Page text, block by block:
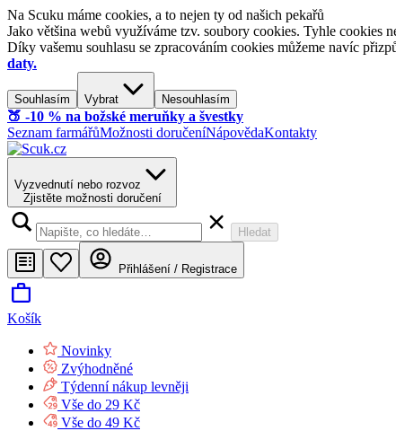
Na Scuku máme cookies, a to nejen ty od našich pekařů
Jako většina webů využíváme tzv. soubory cookies. Tyhle cookies
Díky vašemu souhlasu se zpracováním cookies můžeme navíc
daty.
Souhlasím Vybrat Nesouhlasím
🍑​ -10 % na božské meruňky a švestky
Seznam farmářůMožnosti doručeníNápovědaKontakty
Vyzvednutí nebo rozvoz
Zjistěte možnosti doručení
Hledat
Přihlášení / Registrace
Košík
Novinky
Zvýhodněné
Týdenní nákup levněji
Vše do 29 Kč
Vše do 49 Kč